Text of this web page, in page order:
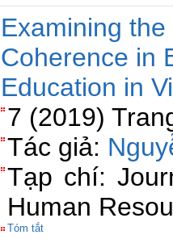
Examining
Coherence in
Education in
7 (2019)
Tác giả:
Tạp chí:
Human
Tóm tắt